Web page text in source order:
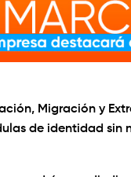
Migración y
de identidad sin